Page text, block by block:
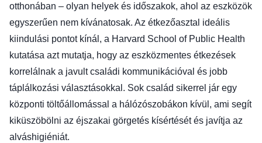
otthonában – olyan helyek és időszakok, ahol az eszközök
egyszerűen nem kívánatosak. Az étkezőasztal ideális
kiindulási pontot kínál, a Harvard School of Public Health
kutatása azt mutatja, hogy az eszközmentes étkezések
korrelálnak a javult családi kommunikációval és jobb
táplálkozási választásokkal. Sok család sikerrel jár egy
központi töltőállomással a hálózószobákon kívül, ami segít
kiküszöbölni az éjszakai görgetés kísértését és javítja az
alváshigiéniát.